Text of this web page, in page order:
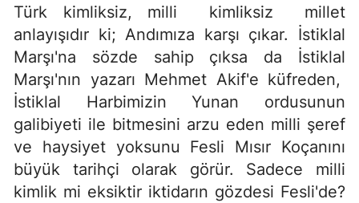
Türk kimliksiz, milli kimliksiz millet
anlayışıdır ki; Andımıza karşı çıkar. İstiklal
Marşı'na sözde sahip çıksa da İstiklal
Marşı'nın yazarı Mehmet Akif'e küfreden,
İstiklal Harbimizin Yunan ordusunun
galibiyeti ile bitmesini arzu eden milli şeref
ve haysiyet yoksunu Fesli Mısır Koçanını
büyük tarihçi olarak görür. Sadece milli
kimlik mi eksiktir iktidarın gözdesi Fesli'de?